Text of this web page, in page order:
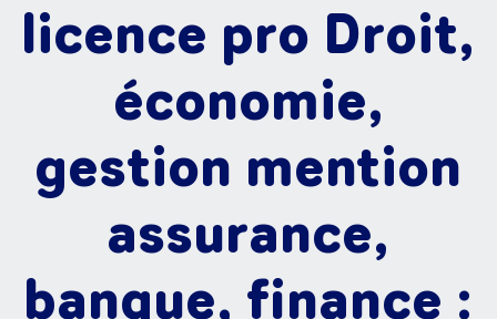
licence pro Droit,
économie,
gestion mention
assurance,
banque, finance :